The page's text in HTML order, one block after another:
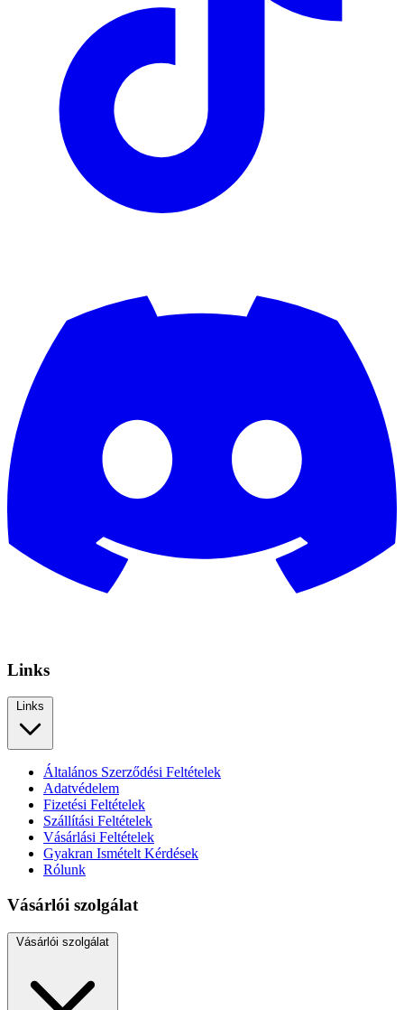
Links
Links
Általános Szerződési Feltételek
Adatvédelem
Fizetési Feltételek
Szállítási Feltételek
Vásárlási Feltételek
Gyakran Ismételt Kérdések
Rólunk
Vásárlói szolgálat
Vásárlói szolgálat